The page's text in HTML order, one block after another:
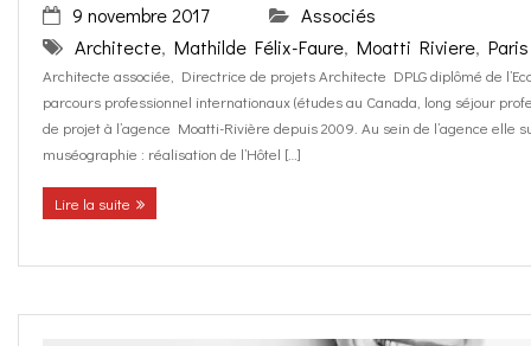
9 novembre 2017
Associés
Architecte, Mathilde Félix-Faure, Moatti Riviere, Paris
Architecte associée, Directrice de projets Architecte DPLG diplômé de
parcours professionnel internationaux (études au Canada, long séjour
de projet à l’agence Moatti-Rivière depuis 2009. Au sein de l’agence elle
muséographie : réalisation de l’Hôtel […]
Lire la suite